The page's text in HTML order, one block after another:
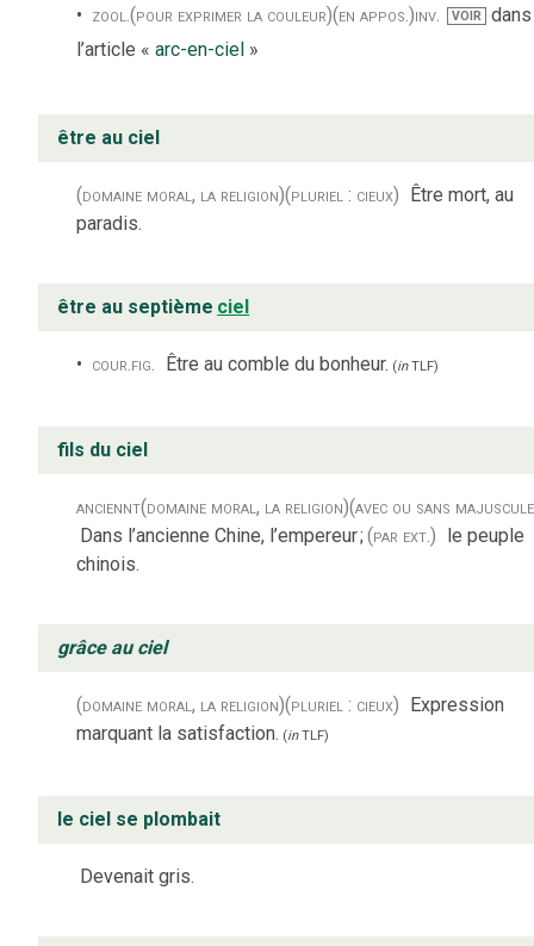
zool.(pour exprimer la couleur)(en appos.)inv. VOIR
dans
l’article « arc-en-ciel »
être au ciel
(domaine moral, la religion)(pluriel : cieux)
Être mort, au
paradis.
être au septième ciel
cour.fig. Être au comble du bonheur. (inTLF)
fils du ciel
anciennt(domaine moral, la religion)(avec ou sans
Dans l’ancienne Chine, l’empereur;(par ext.)
le peuple
chinois.
grâce au ciel
(domaine moral, la religion)(pluriel : cieux)
Expression
marquant la satisfaction. (inTLF)
le ciel se plombait
Devenait gris.